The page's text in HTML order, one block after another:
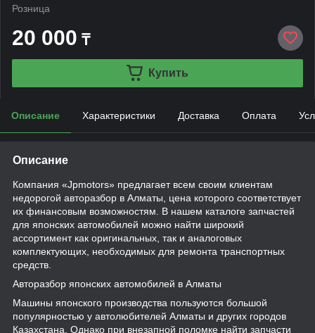
Розница
20 000 ₸
Купить
Описание Характеристики Доставка Оплата
Описание
Компания «Jpmotors» предлагает всем своим клиентам
недорогой авторазбор в Алматы, цена которого соответствует
их финансовым возможностям. В нашем каталоге запчастей
для японских автомобилей можно найти широкий
ассортимент как оригинальных, так и аналоговых
комплектующих, необходимых для ремонта транспортных
средств.
Авторазбор японских автомобилей в Алматы
Машины японского производства пользуются большой
популярностью у автолюбителей Алматы и других городов
Казахстана. Однако при внезапной поломке найти запчасти